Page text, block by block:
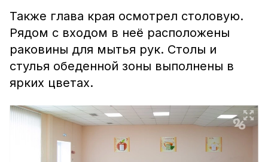
Также глава края осмотрел столовую.
Рядом с входом в неё расположены
раковины для мытья рук. Столы и
стулья обеденной зоны выполнены в
ярких цветах.